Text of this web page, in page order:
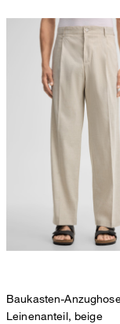
Baukasten-
Leinenanteil, beige